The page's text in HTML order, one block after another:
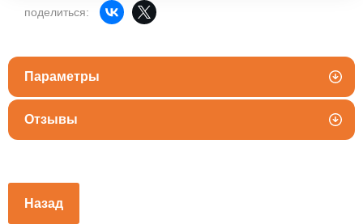
поделиться:
Параметры
Отзывы
Назад